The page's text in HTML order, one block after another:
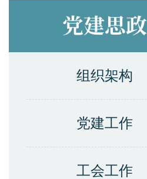
党建思政
组织架构
党建工作
工会工作